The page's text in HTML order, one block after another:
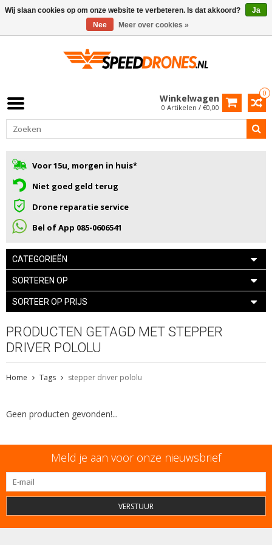
0
Winkelwagen
0 Artikelen / €0,00
Voor 15u, morgen in huis*
Niet goed geld terug
Drone reparatie service
Bel of App 085-0606541
CATEGORIEËN
SORTEREN OP
SORTEER OP PRIJS
PRODUCTEN GETAGD MET STEPPER
DRIVER POLOLU
Home Tags stepper driver pololu
Geen producten gevonden!...
Meld je aan voor onze nieuwsbrief
VERSTUUR
Wij slaan cookies op om onze website te verbeteren. Is dat akkoord?
Ja
Nee
Meer over cookies »